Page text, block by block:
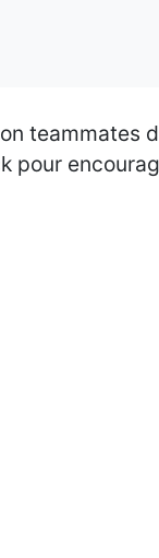
teammates
pour